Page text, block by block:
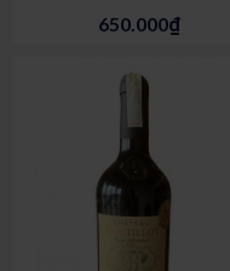
650.000₫